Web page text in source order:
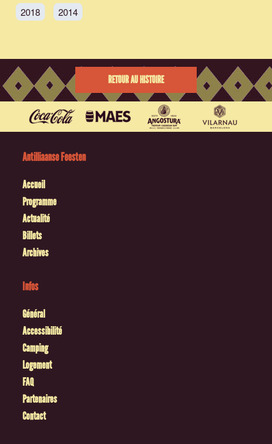
2018 2014
RETOUR AU HISTOIRE
Antilliaanse Feesten
Accueil
Programme
Actualité
Billets
Archives
Infos
Général
Accessibilité
Camping
Logement
FAQ
Partenaires
Contact